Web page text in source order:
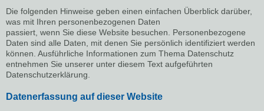
Die folgenden Hinweise geben einen einfachen Überblick darüber,
was mit Ihren personenbezogenen Daten
passiert, wenn Sie diese Website besuchen. Personenbezogene
Daten sind alle Daten, mit denen Sie persönlich identifiziert werden
können. Ausführliche Informationen zum Thema Datenschutz
entnehmen Sie unserer unter diesem Text aufgeführten
Datenschutzerklärung.
Datenerfassung auf dieser Website